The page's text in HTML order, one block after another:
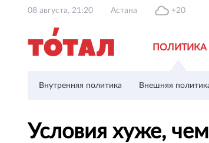
08 августа, 21:20 Астана +20
ПОЛИТИКА
Внутренняя политика Внешняя
Условия хуже,